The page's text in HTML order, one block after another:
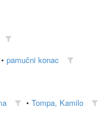
• pamučni konac
• Tompa, Kamilo